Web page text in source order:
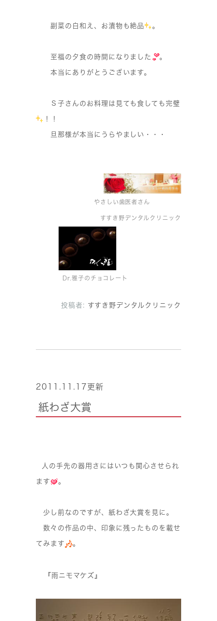
副菜の白和え、お漬物も絶品 。
至福の夕食の時間になりました 。
本当にありがとうございます。
Ｓ子さんのお料理は見ても食しても完璧
！！
旦那様が本当にうらやましい・・・
やさしい歯医者さん
すすき野デンタルクリニック
Dr.雅子のチョコレート
投稿者: すすき野デンタルクリニック
2011.11.17更新
紙わざ大賞
人の手先の器用さにはいつも関心させられ
ます 。
少し前なのですが、紙わざ大賞を見に。
数々の作品の中、印象に残ったものを載せ
てみます 。
『雨ニモマケズ』